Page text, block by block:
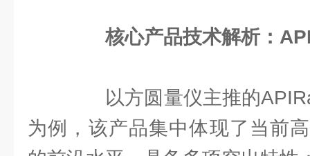
核心产品技术解析：
以方圆量仪主推的
为例，该产品集中体现了当前